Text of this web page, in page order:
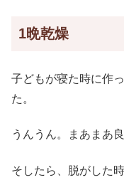
1晩乾燥
子どもが寝た時に作
た。
うんうん。まあまあ
そしたら、脱がした